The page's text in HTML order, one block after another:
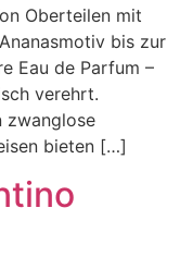
Oberteilen mit
bis zur
Eau de Parfum –
verehrt.
zwanglose
bieten […]